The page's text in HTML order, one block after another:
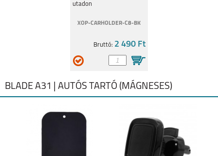
utadon
XOP-CARHOLDER-C8-BK
Bruttó: 2 490 Ft
BLADE A31 | AUTÓS TARTÓ (MÁGNESES)